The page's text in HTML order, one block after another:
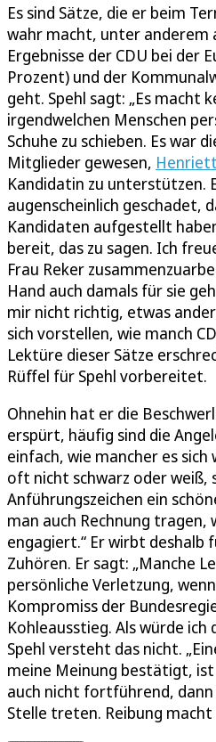
Es sind Sätze, die er beim
wahr macht, unter anderem
Ergebnisse der CDU bei der
Prozent) und der
geht. Spehl sagt: „Es macht
irgendwelchen Menschen
Schuhe zu schieben. Es war
Mitglieder gewesen,
Kandidatin zu unterstützen.
augenscheinlich geschadet,
Kandidaten aufgestellt
bereit, das zu sagen. Ich
Frau Reker
Hand auch damals für sie
mir nicht richtig, etwas
sich vorstellen, wie manch
Lektüre dieser Sätze
Rüffel für Spehl vorbereitet.
Ohnehin hat er die
erspürt, häufig sind die
einfach, wie mancher es sich
oft nicht schwarz oder weiß,
Anführungszeichen ein
man auch Rechnung tragen,
engagiert.“ Er wirbt deshalb
Zuhören. Er sagt: „Manche
persönliche Verletzung,
Kompromiss der
Kohleausstieg. Als würde ich
Spehl versteht das nicht.
meine Meinung bestätigt,
auch nicht fortführend,
Stelle treten. Reibung macht